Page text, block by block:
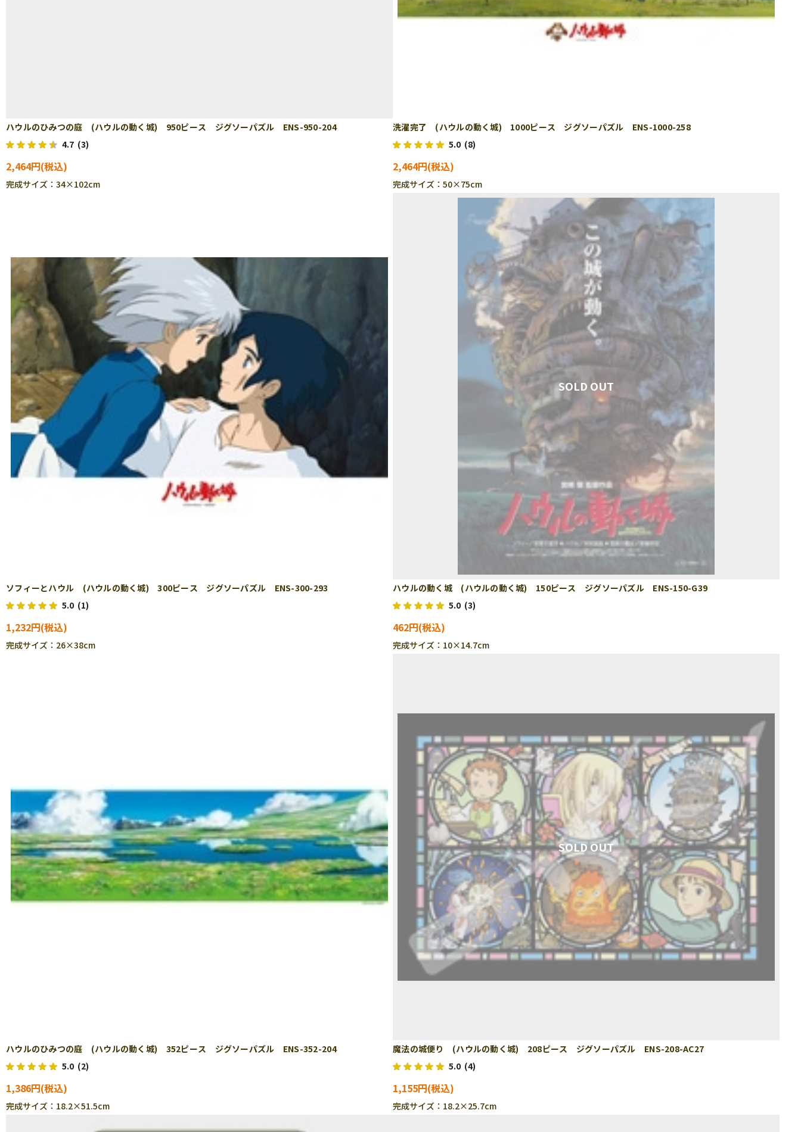
ハウルのひみつの庭 (ハウルの動く城) 950ピース ジグソーパズル ENS-950-204
4.7 (3)
2,464円
完成サイズ：34×102cm
洗濯完了 (ハウルの動く城) 1000ピース ジグソーパズル ENS-1000-258
5.0 (8)
2,464円
完成サイズ：50×75cm
ソフィーとハウル (ハウルの動く城) 300ピース ジグソーパズル ENS-300-293
5.0 (1)
1,232円
完成サイズ：26×38cm
ハウルの動く城 (ハウルの動く城) 150ピース ジグソーパズル ENS-150-G39
5.0 (3)
462円
完成サイズ：10×14.7cm
ハウルのひみつの庭 (ハウルの動く城) 352ピース ジグソーパズル ENS-352-204
5.0 (2)
1,386円
完成サイズ：18.2×51.5cm
魔法の城便り (ハウルの動く城) 208ピース ジグソーパズル ENS-208-AC27
5.0 (4)
1,155円
完成サイズ：18.2×25.7cm